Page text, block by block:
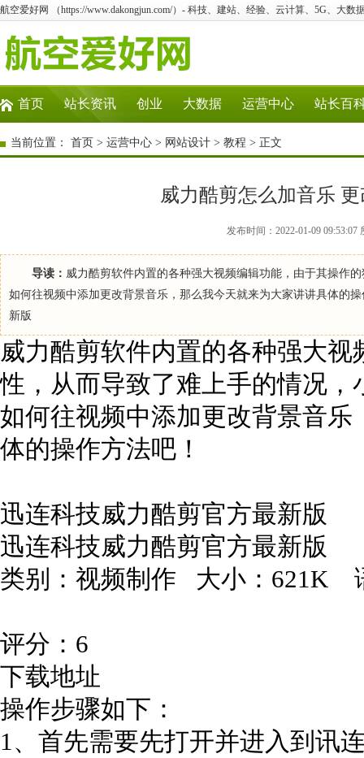
航空爱好网 （https://www.dakongjun.com/）- 科技、建站、经验、云计算、5G、大数
首页 站长资讯 创业 大数据 运营中心 站长百
当前位置： 首页 > 运营中心 > 网站设计 > 教程 > 正文
威力酷剪怎么加音乐
发布时间：2022-01-09
导读： 威力酷剪软件内置的各种强大视频编辑功能，由于其操作
如何往视频中添加更改背景音乐，那么我今天就来为大家讲讲具体的
新版
威力酷剪软件内置的各种强大
性，从而导致了难上手的情况
如何往视频中添加更改背景音
体的操作方法吧！
迅连科技威力酷剪官方最新版
迅连科技威力酷剪官方最新版
类别：视频制作 大小：621K
评分：6
下载地址
操作步骤如下：
1、首先需要先打开并进入到讯